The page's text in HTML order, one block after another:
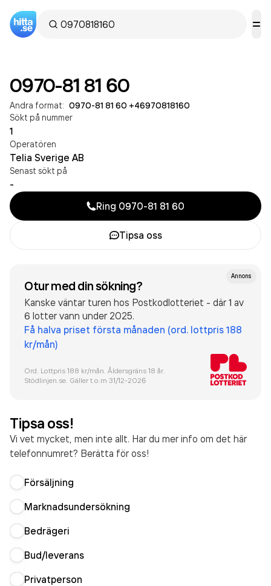
0970-81 81 60
Andra format: 0970-81 81 60 +46970818160
Sökt på nummer
1
Operatören
Telia Sverige AB
Senast sökt på
-
Ring 0970-81 81 60
Tipsa oss
Annons
Otur med din sökning?
Kanske väntar turen hos Postkodlotteriet - där 1 av
6 lotter vann under 2025.
Få halva priset första månaden (ord. lottpris 188
kr/mån)
Ord. Lottpris 188 kr/mån. Åldersgräns 18 år.
Stödlinjen.se. Gäller t.o.m 31/12-2026
Tipsa oss!
Vi vet mycket, men inte allt. Har du mer info om det här
telefonnumret? Berätta för oss!
Försäljning
Marknadsundersökning
Bedrägeri
Bud/leverans
Privatperson